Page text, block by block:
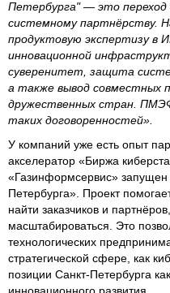
Петербурга" — это переход
системному партнёрству.
продуктовую экспертизу в
инновационной
суверенитет, защита
а также вывод совместных
дружественных стран.
таких договоренностей».
У компаний уже есть опыт
акселератор «Биржа
«Газинформсервис» запущен
Петербурга». Проект
найти заказчиков и
масштабироваться. Это
технологических
стратегической сфере, как
позиции Санкт-Петербурга